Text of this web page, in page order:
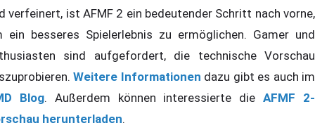
verfeinert, ist AFMF 2 ein bedeutender Schritt nach vorne,
ein besseres Spielerlebnis zu ermöglichen. Gamer und
sind aufgefordert, die technische Vorschau
Weitere Informationen dazu gibt es auch im
Blog. Außerdem können interessierte dieAFMF 2-
herunterladen.